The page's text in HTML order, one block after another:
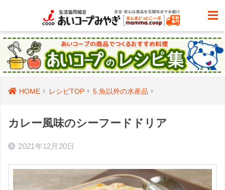
HOME レシピTOP 5.魚以外の水産品
カレー風味のシーフードドリア
2021年12月20日